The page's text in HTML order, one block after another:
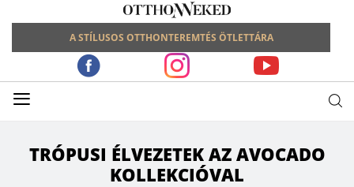
A STÍLUSOS OTTHONTEREMTÉS ÖTLETTÁRA
≡
TRÓPUSI ÉLVEZETEK AZ AVOCADO
KOLLEKCIÓVAL